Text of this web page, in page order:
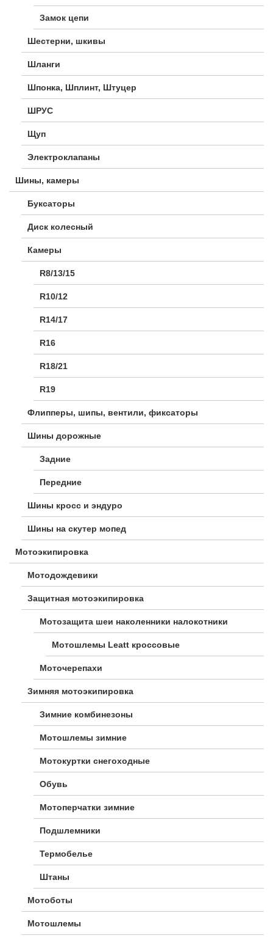
Замок цепи
Шестерни, шкивы
Шланги
Шпонка, Шплинт, Штуцер
ШРУС
Щуп
Электроклапаны
Шины, камеры
Буксаторы
Диск колесный
Камеры
R8/13/15
R10/12
R14/17
R16
R18/21
R19
Флипперы, шипы, вентили, фиксаторы
Шины дорожные
Задние
Передние
Шины кросс и эндуро
Шины на скутер мопед
Мотоэкипировка
Мотодождевики
Защитная мотоэкипировка
Мотозащита шеи наколенники налокотники
Мотошлемы Leatt кроссовые
Моточерепахи
Зимняя мотоэкипировка
Зимние комбинезоны
Мотошлемы зимние
Мотокуртки снегоходные
Обувь
Мотоперчатки зимние
Подшлемники
Термобелье
Штаны
Мотоботы
Мотошлемы